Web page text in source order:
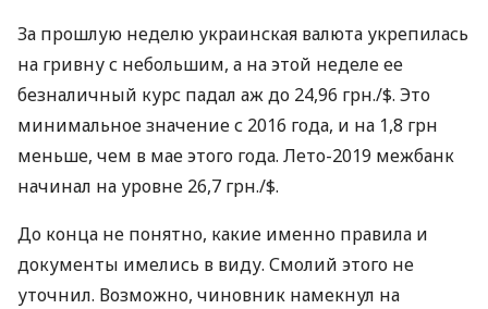
За прошлую неделю украинская валюта укрепилась
на гривну с небольшим, а на этой неделе ее
безналичный курс падал аж до 24,96 грн./$. Это
минимальное значение с 2016 года, и на 1,8 грн
меньше, чем в мае этого года. Лето-2019 межбанк
начинал на уровне 26,7 грн./$.
До конца не понятно, какие именно правила и
документы имелись в виду. Смолий этого не
уточнил. Возможно, чиновник намекнул на